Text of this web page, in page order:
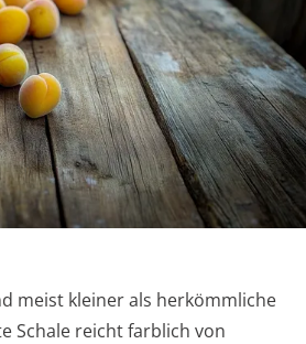
meist kleiner als herkömmliche
Schale reicht farblich von